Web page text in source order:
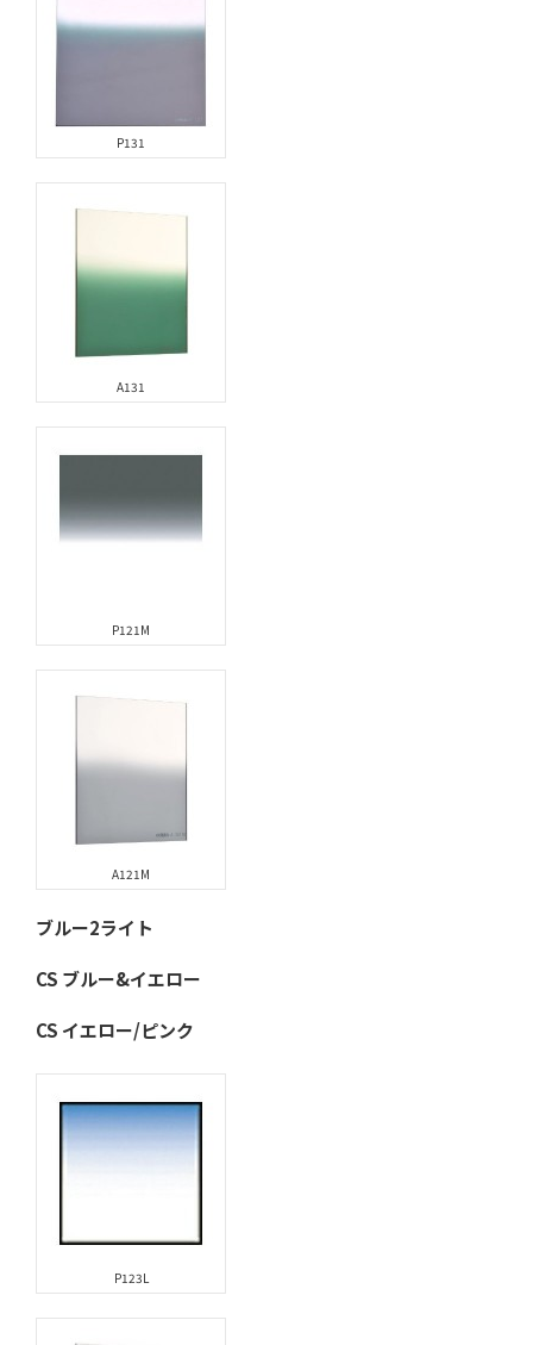
P131
A131
P121M
A121M
ブルー2ライト
CS ブルー&イエロー
CS イエロー/ピンク
P123L